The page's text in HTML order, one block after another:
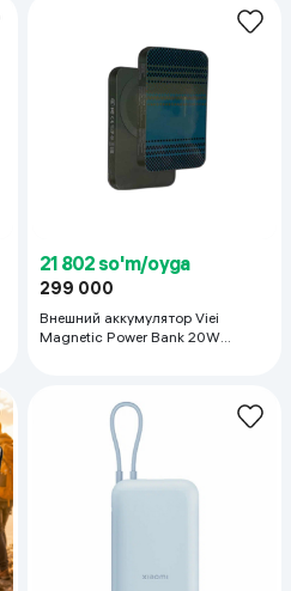
21 802 so'm/oyga
299 000
Внешний аккумулятор Viei
Magnetic Power Bank 20W